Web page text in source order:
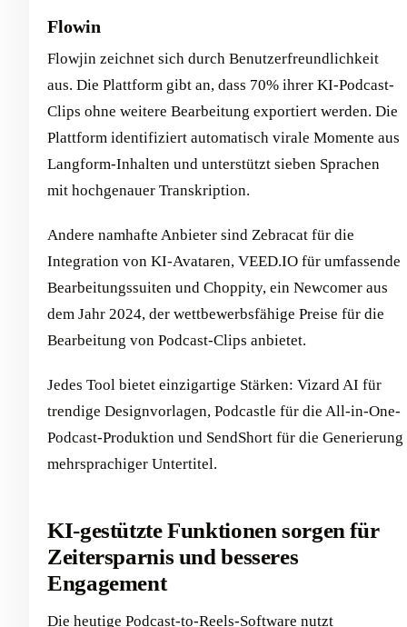
Flowin
Flowjin zeichnet sich durch Benutzerfreundlichkeit
aus. Die Plattform gibt an, dass 70% ihrer KI-Podcast-
Clips ohne weitere Bearbeitung exportiert werden. Die
Plattform identifiziert automatisch virale Momente aus
Langform-Inhalten und unterstützt sieben Sprachen
mit hochgenauer Transkription.
Andere namhafte Anbieter sind Zebracat für die
Integration von KI-Avataren, VEED.IO für umfassende
Bearbeitungssuiten und Choppity, ein Newcomer aus
dem Jahr 2024, der wettbewerbsfähige Preise für die
Bearbeitung von Podcast-Clips anbietet.
Jedes Tool bietet einzigartige Stärken: Vizard AI für
trendige Designvorlagen, Podcastle für die All-in-One-
Podcast-Produktion und SendShort für die Generierung
mehrsprachiger Untertitel.
KI-gestützte Funktionen sorgen für
Zeitersparnis und besseres
Engagement
Die heutige Podcast-to-Reels-Software nutzt